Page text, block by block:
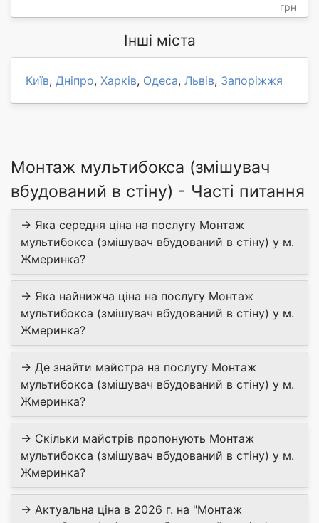
грн
Інші міста
Київ, Дніпро, Харків, Одеса, Львів, Запоріжжя
Монтаж мультибокса (змішувач
вбудований в стіну) - Часті питання
→ Яка середня ціна на послугу Монтаж
мультибокса (змішувач вбудований в стіну) у м.
Жмеринка?
→ Яка найнижча ціна на послугу Монтаж
мультибокса (змішувач вбудований в стіну) у м.
Жмеринка?
→ Де знайти майстра на послугу Монтаж
мультибокса (змішувач вбудований в стіну) у м.
Жмеринка?
→ Скільки майстрів пропонують Монтаж
мультибокса (змішувач вбудований в стіну) у м.
Жмеринка?
→ Актуальна ціна в 2026 г. на "Монтаж